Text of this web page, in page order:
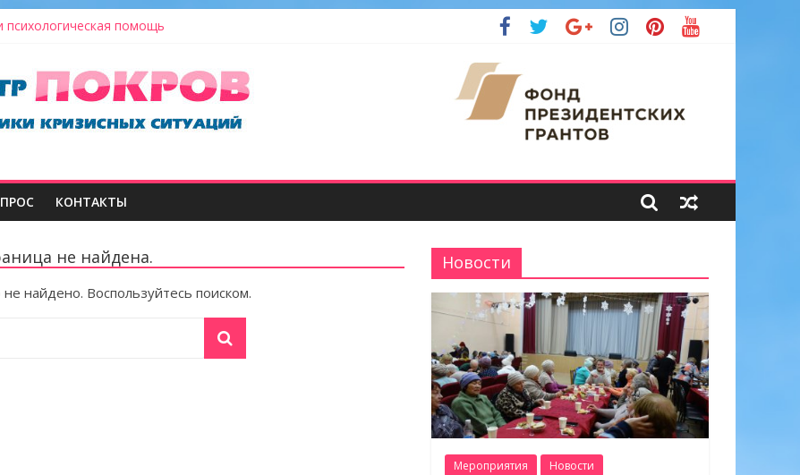
психологическая помощь
десант «Территории добра»
КОНТАКТЫ
не найдена.
найдено. Воспользуйтесь поиском.
Новости
Мероприятия Новости